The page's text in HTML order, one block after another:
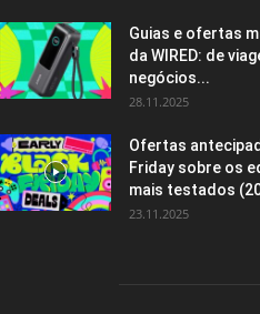
Guias e ofertas
da WIRED: de
negócios...
28.11.2025
Ofertas
Friday sobre os
mais testados
23.11.2025